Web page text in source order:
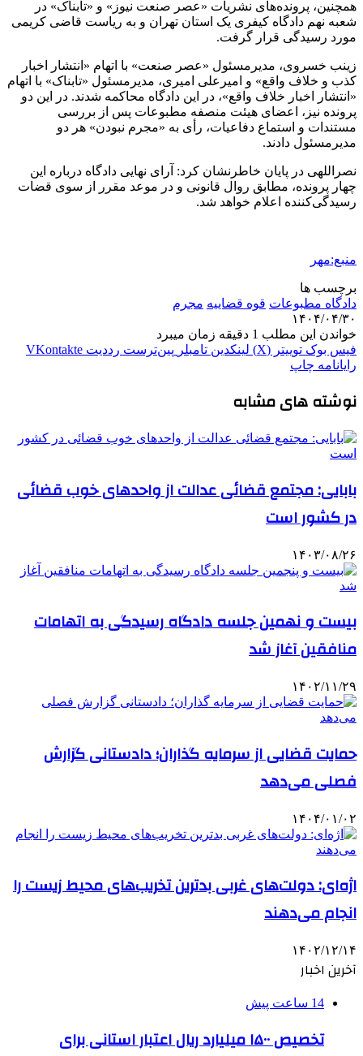
همچنین، پرونده‌های نشریات «عصر صنعت نیوز» و «تابناک» در
شعبه نهم دادگاه کیفری یک استان تهران و به ریاست قاضی کریمی
مورد رسیدگی قرار گرفت.
زینب خسروی، مدیرمسئول «عصر صنعت» با اتهام «انتشار اخبار
کذب و خلاف واقع» و امیرعلی امیری، مدیرمسئول «تابناک» با اتهام
«انتشار اخبار خلاف واقع»، در این دادگاه محاکمه شدند. در این دو
پرونده نیز، اعضای هیئت منصفه مطبوعات پس از بررسی
مستندات و استماع دفاعیات، رأی به «مجرم نبودن» هر دو
مدیرمسئول دادند.
نصراللهی در پایان خاطرنشان کرد: آرای نهایی دادگاه درباره این
چهار پرونده، مطابق روال قانونی و در موعد مقرر از سوی قضات
رسیدگی‌کننده اعلام خواهد شد.
منبع:مهر
برچسب ها
دادگاه مطبوعات قوه قضاییه مجرم
۱۴۰۴/۰۴/۳۰
خواندن این مطلب 1 دقیقه زمان میبرد
فیس بوک توییتر (X) لینکدین ‫تامبلر ‫پین‌ترست ‫رددیت ‫VKontakte
رایانامه چاپ
نوشته های مشابه
بابایی: مجتمع قضائی عدالت از واحدهای خوب قضائی
در کشور است
۱۴۰۳/۰۸/۲۶
بیست و نهمین جلسه دادگاه رسیدگی به اتهامات
منافقین آغاز شد
۱۴۰۲/۱۱/۲۹
حمایت قضایی از سرمایه گذاران؛ دادستانی گزارش
فصلی می‌دهد
۱۴۰۴/۰۱/۰۲
اژه‌ای: دولت‌های غربی بدترین تخریب‌های محیط زیست را
انجام می‌دهند
۱۴۰۲/۱۲/۱۴
آخرین اخبار
14 ساعت پیش
تخصیص ۱۵۰۰ میلیارد ریال اعتبار استانی برای